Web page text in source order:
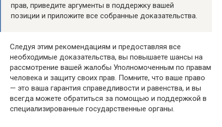
прав, приведите аргументы в поддержку вашей
позиции и приложите все собранные доказательства.
Следуя этим рекомендациям и предоставляя все
необходимые доказательства, вы повышаете шансы на
рассмотрение вашей жалобы Уполномоченным по правам
человека и защиту своих прав. Помните, что ваше право
— это ваша гарантия справедливости и равенства, и вы
всегда можете обратиться за помощью и поддержкой в
специализированные государственные органы.